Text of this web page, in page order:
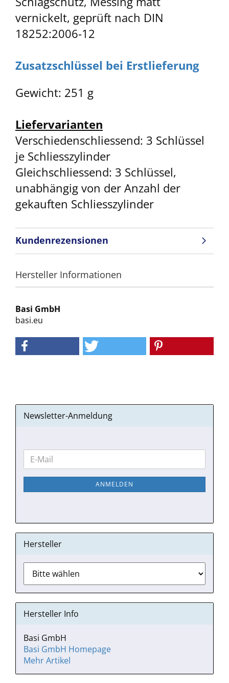
vernickelt, geprüft nach DIN
18252:2006-12
Zusatzschlüssel bei Erstlieferung
Gewicht: 251 g
Liefervarianten
Verschiedenschliessend: 3 Schlüssel
je Schliesszylinder
Gleichschliessend: 3 Schlüssel,
unabhängig von der Anzahl der
gekauften Schliesszylinder
Kundenrezensionen
Hersteller Informationen
Basi GmbH
basi.eu
Newsletter-Anmeldung
WEITER
ZUR
NEWSLETTER-
E-
Mail
ANMELDEN
Hersteller
Hersteller Info
Basi GmbH
Basi GmbH Homepage
Mehr Artikel